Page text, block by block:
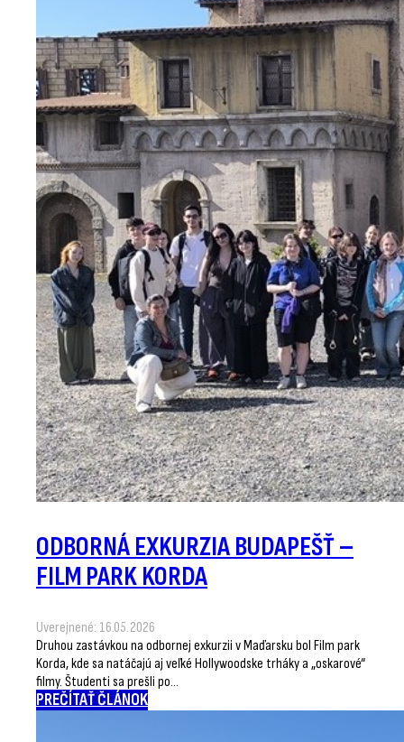
ODBORNÁ EXKURZIA BUDAPEŠŤ –
FILM PARK KORDA
Uverejnené: 16.05.2026
Druhou zastávkou na odbornej exkurzii v Maďarsku bol Film park
Korda, kde sa natáčajú aj veľké Hollywoodske trháky a „oskarové“
filmy. Študenti sa prešli po…
PREČÍTAŤ ČLÁNOK